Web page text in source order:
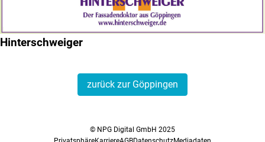
Hinterschweiger
zurück zur Göppingen
© NPG Digital GmbH 2025